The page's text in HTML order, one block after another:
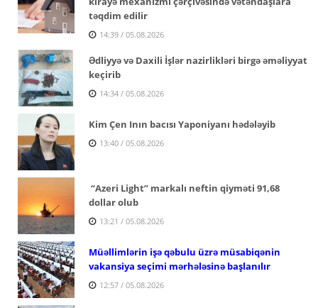
təqdim edilir
14:39 / 05.08.2026
Ədliyyə və Daxili İşlər nazirlikləri birgə əməliyyat
keçirib
14:34 / 05.08.2026
Kim Çen Inın bacısı Yaponiyanı hədələyib
13:40 / 05.08.2026
“Azeri Light” markalı neftin qiyməti 91,68
dollar olub
13:21 / 05.08.2026
Müəllimlərin işə qəbulu üzrə müsabiqənin
vakansiya seçimi mərhələsinə başlanılır
12:57 / 05.08.2026